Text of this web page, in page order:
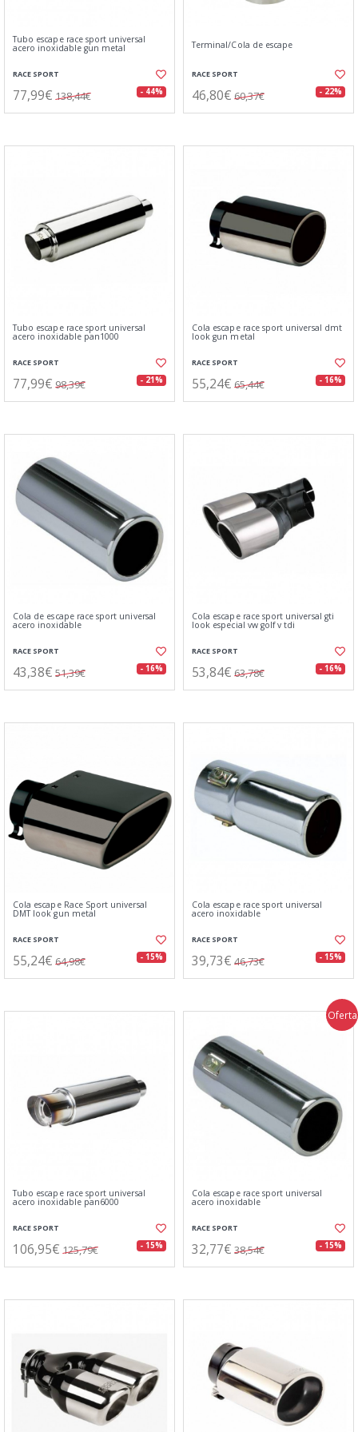
Tubo escape race sport universal
acero inoxidable gun metal
RACE SPORT
77,99€ 138,44€ - 44%
Terminal/Cola de escape
RACE SPORT
46,80€ 60,37€ - 22%
Tubo escape race sport universal
acero inoxidable pan1000
RACE SPORT
77,99€ 98,39€ - 21%
Cola escape race sport universal dmt
look gun metal
RACE SPORT
55,24€ 65,44€ - 16%
Cola de escape race sport universal
acero inoxidable
RACE SPORT
43,38€ 51,39€ - 16%
Cola escape race sport universal gti
look especial vw golf v tdi
RACE SPORT
53,84€ 63,78€ - 16%
Cola escape Race Sport universal
DMT look gun metal
RACE SPORT
55,24€ 64,98€ - 15%
Cola escape race sport universal
acero inoxidable
RACE SPORT
39,73€ 46,73€ - 15%
Tubo escape race sport universal
acero inoxidable pan6000
RACE SPORT
106,95€ 125,79€ - 15%
Oferta
Cola escape race sport universal
acero inoxidable
RACE SPORT
32,77€ 38,54€ - 15%